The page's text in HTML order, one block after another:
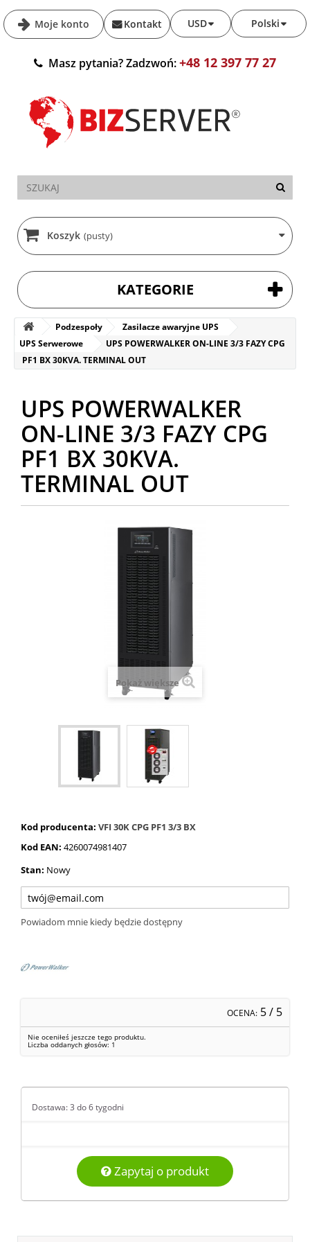
Moje konto Polski
USD
Kontakt
Masz pytania? Zadzwoń:+48 12 397 77 27
Koszyk (pusty)
KATEGORIE
Podzespoły
Zasilacze awaryjne UPS
UPS Serwerowe
UPS POWERWALKER ON-LINE 3/3 FAZY CPG
PF1 BX 30KVA. TERMINAL OUT
UPS POWERWALKER
ON-LINE 3/3 FAZY CPG
PF1 BX 30KVA.
TERMINAL OUT
Pokaż większe
Kod producenta: VFI 30K CPG PF1 3/3 BX
Kod EAN: 4260074981407
Stan: Nowy
Powiadom mnie kiedy będzie dostępny
OCENA: 5/ 5
Nie oceniłeś jeszcze tego produktu.
Liczba oddanych głosów: 1
Dostawa: 3 do 6 tygodni
Zapytaj o produkt